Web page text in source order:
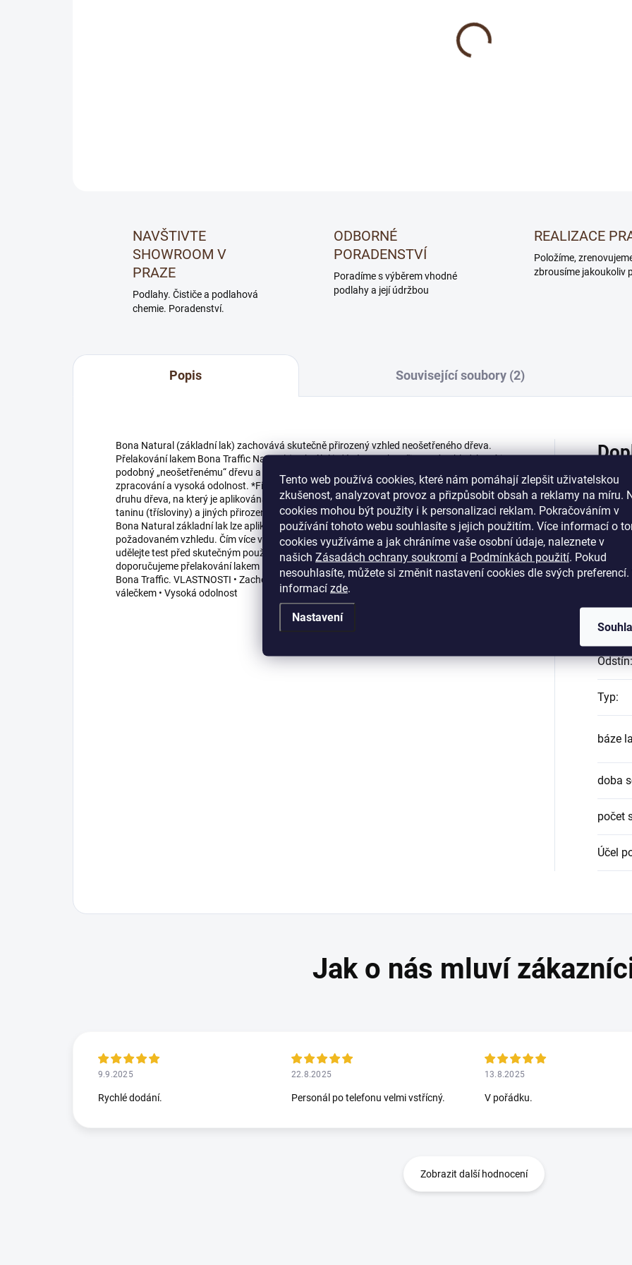
Tento web používá cookies, které nám pomáhají zlepšit uživatelskou
zkušenost, analyzovat provoz a přizpůsobit obsah a reklamy na míru.
cookies mohou být použity i k personalizaci reklam. Pokračováním v
používání tohoto webu souhlasíte s jejich použitím. Více informací o
cookies využíváme a jak chráníme vaše osobní údaje, naleznete v
našich Zásadách ochrany soukromí a Podmínkách použití. Pokud
nesouhlasíte, můžete si změnit nastavení cookies dle svých preferencí.
informací zde.
Nastavení
NAVŠTIVTE
SHOWROOM V
PRAZE
Podlahy. Čističe a podlahová
chemie. Poradenství.
ODBORNÉ
PORADENSTVÍ
Poradíme s výběrem vhodné
podlahy a její údržbou
REALIZACE
Položíme,
zbrousíme jakoukoliv
Popis Související soubory (2)
Bona Natural (základní lak) zachovává skutečně přirozený vzhled neošetřeného dřeva.
Přelakování lakem Bona Traffic Natural (vrchní lak) dává povrchu přirozený vzhled, který je
podobný „neošetřenému“ dřevu a zároveň nabízí vysokou odolnost povrchu. Rychlé
zpracování a vysoká odolnost. *Finální barva Bona Natural (základního laku) se odvíjí od
druhu dřeva, na který je aplikována . Stejný typ dřeva může také obsahovat různé stupně
taninu (třísloviny) a jiných přirozeně se vyskytujících látek, které mají vliv na její zabarvení.
Bona Natural základní lak lze aplikovat v jedné nebo ve dvou vrstvách, v závislosti na
požadovaném vzhledu. Čím více vrstev, tím světlejší / bělejší vzhled. Pokud si nejste jisti,
udělejte test před skutečným použitím. Abyste optimalizovali přirozený charakter podlahy,
doporučujeme přelakování lakem Bona Traffic Natural nebo jakýkoliv jiný, verze mat, z řady
Bona Traffic. VLASTNOSTI • Zachovává vzhled obroušeného dřeva* • Snadná aplikace
válečkem • Vysoká odolnost
Balení:
Odstín:
Typ:
báze
doba
počet
Účel
9.9.2025
Rychlé dodání.
22.8.2025
Personál po telefonu velmi vstřícný.
13.8.2025
V pořádku.
Zobrazit další hodnocení